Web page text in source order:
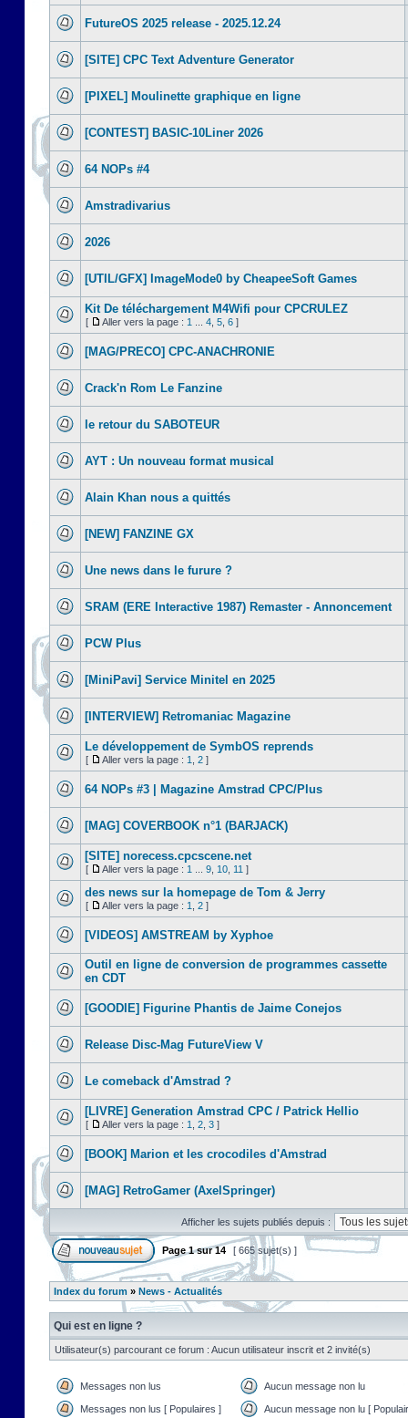
FutureOS 2025 release - 2025.12.24
[SITE] CPC Text Adventure Generator
[PIXEL] Moulinette graphique en ligne
[CONTEST] BASIC-10Liner 2026
64 NOPs #4
Amstradivarius
2026
[UTIL/GFX] ImageMode0 by CheapeeSoft Games
Kit De téléchargement M4Wifi pour CPCRULEZ
[ Aller vers la page : 1 4 5 6 ]
[MAG/PRECO] CPC-ANACHRONIE
Crack'n Rom Le Fanzine
le retour du SABOTEUR
AYT : Un nouveau format musical
Alain Khan nous a quittés
[NEW] FANZINE GX
Une news dans le furure ?
SRAM (ERE Interactive 1987) Remaster - Annoncement
PCW Plus
[MiniPavi] Service Minitel en 2025
[INTERVIEW] Retromaniac Magazine
Le développement de SymbOS reprends
[ Aller vers la page : 1 2 ]
64 NOPs #3 | Magazine Amstrad CPC/Plus
[MAG] COVERBOOK n°1 (BARJACK)
[SITE] norecess.cpcscene.net
[ Aller vers la page : 1 9 10 11 ]
des news sur la homepage de Tom & Jerry
[ Aller vers la page : 1 2 ]
[VIDEOS] AMSTREAM by Xyphoe
Outil en ligne de conversion de programmes cassette
en CDT
[GOODIE] Figurine Phantis de Jaime Conejos
Release Disc-Mag FutureView V
Le comeback d'Amstrad ?
[LIVRE] Generation Amstrad CPC / Patrick Hellio
[ Aller vers la page : 1 2 3 ]
[BOOK] Marion et les crocodiles d'Amstrad
[MAG] RetroGamer (AxelSpringer)
Afficher les sujets publiés depuis :
Page1sur14 [ 665 sujet(s) ]
Index du forum » News - Actualités
Qui est en ligne ?
Utilisateur(s) parcourant ce forum : Aucun utilisateur inscrit et 2 invité(s)
Messages non lus Aucun message non lu
Messages non lus [ Populaires ] Aucun message non lu [